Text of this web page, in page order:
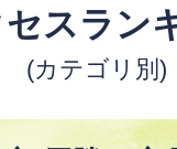
セスラン
(カテゴリ別)